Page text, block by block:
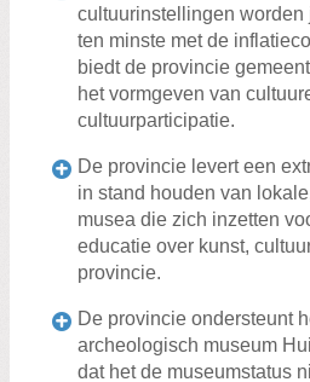
cultuurinstellingen
ten minste met de
biedt de provincie
het vormgeven van
cultuurparticipatie.
De provincie levert een
in stand houden van
musea die zich inzetten
educatie over kunst,
provincie.
De provincie ondersteunt
archeologisch museum
dat het de museumstatus